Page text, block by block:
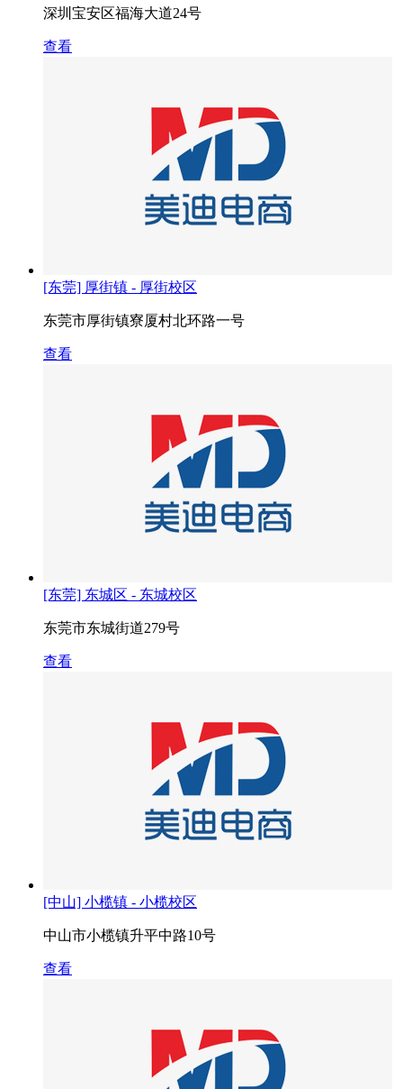
深圳宝安区福海大道24号
查看
[东莞] 厚街镇 - 厚街校区
东莞市厚街镇寮厦村北环路一号
查看
[东莞] 东城区 - 东城校区
东莞市东城街道279号
查看
[中山] 小榄镇 - 小榄校区
中山市小榄镇升平中路10号
查看